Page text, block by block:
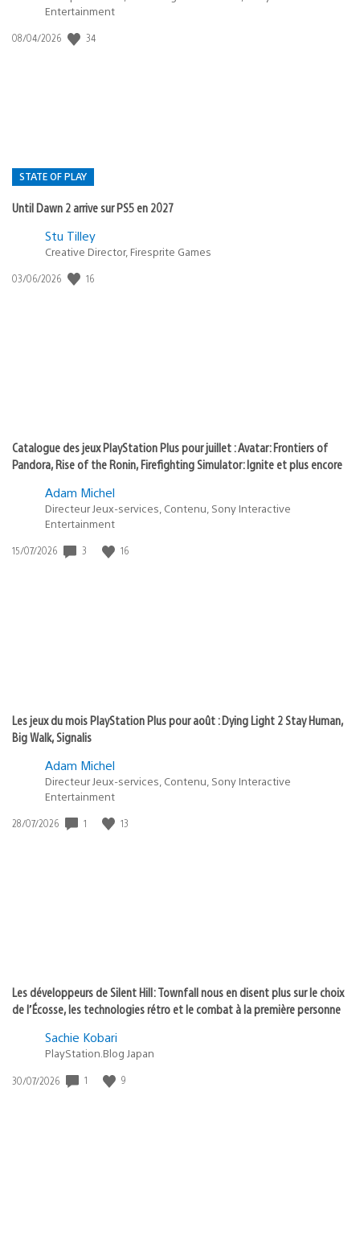
Entertainment
Date
08/04/2026 34
STATE OF PLAY
Until Dawn 2 arrive sur PS5 en 2027
Postée
:
Stu Tilley
Creative Director, Firesprite Games
Date
03/06/2026 16
Catalogue des jeux PlayStation Plus pour juillet : Avatar: Frontiers of
Pandora, Rise of the Ronin, Firefighting Simulator: Ignite et plus encore
Adam Michel
Directeur Jeux-services, Contenu, Sony Interactive
Entertainment
Date
15/07/2026 3 16
Les jeux du mois PlayStation Plus pour août : Dying Light 2 Stay Human,
Big Walk, Signalis
Adam Michel
Directeur Jeux-services, Contenu, Sony Interactive
Entertainment
Date
28/07/2026 1 13
Les développeurs de Silent Hill: Townfall nous en disent plus sur le choix
de l’Écosse, les technologies rétro et le combat à la première personne
Sachie Kobari
PlayStation.Blog Japan
Date
30/07/2026 1 9